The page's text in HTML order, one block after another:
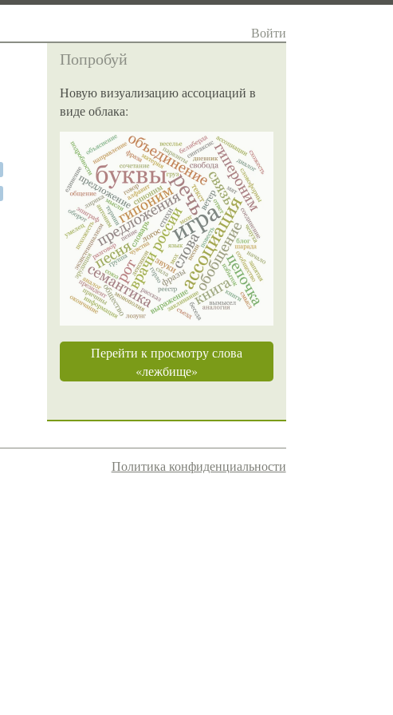
Войти
Попробуй
Новую визуализацию ассоциаций в
виде облака:
Перейти к просмотру слова
«лежбище»
Политика конфиденциальности